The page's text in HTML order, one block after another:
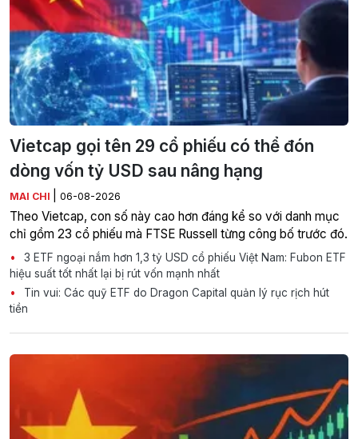
Vietcap gọi tên 29 cổ phiếu có thể đón
dòng vốn tỷ USD sau nâng hạng
MAI CHI 06-08-2026
Theo Vietcap, con số này cao hơn đáng kể so với danh mục
chỉ gồm 23 cổ phiếu mà FTSE Russell từng công bố trước đó.
3 ETF ngoại nắm hơn 1,3 tỷ USD cổ phiếu Việt Nam: Fubon ETF
hiệu suất tốt nhất lại bị rút vốn mạnh nhất
Tin vui: Các quỹ ETF do Dragon Capital quản lý rục rịch hút
tiền